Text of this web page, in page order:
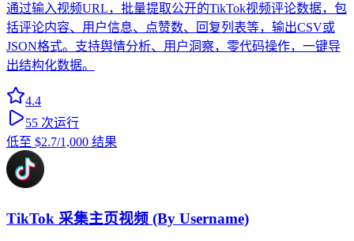
通过输入视频URL，批量提取公开的TikTok视频评论数据，包
括评论内容、用户信息、点赞数、回复列表等，输出CSV或
JSON格式。支持舆情分析、用户洞察，零代码操作，一键导
出结构化数据。
4.4
55 次运行
低至 $2.7/1,000 结果
TikTok 采集主页视频 (By Username)